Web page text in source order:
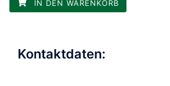
IN DEN WARENKORB
Kontaktdaten: